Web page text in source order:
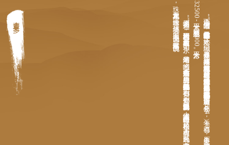
山西沁水“
”
，
位于沁水县东南部的郑村镇湘峪村，
处于沁水、
阳城、
泽州三县交界点，
东与泽州县接壤，
南与阳城皇城相府相邻，
西与赵树理故居邻近，
有着发展旅游产业的良好区域优势，
是明代后期户部尚书孙居相、
都察院右副都御史孙鼎相兄弟的故里。
古堡建于明万历4
2
年（公元1
6
1
4
年），
已有4
0
0
多年历史，
古城堡占地面积
32
5
0
0
平方米，
景区总面积1
0
0
0
0
0
余平方米。
湘峪原名“
相谷”
，
因为村周山环水绕，
故而在村名中加入了"
山"
和"
水"
，
是谓湘峪。
湘峪，
位于山西省沁水县东南6
5
公里的虎山脚下，
孙氏兄弟先后担任都察院左都御史、
右都御史、
佥都御史，
是少数同朝为官的现象。
“
湘峪古堡”
周边山峦叠嶂，
苍松翠柏，
西有虎山，
北面卧凤，
南山藏龙。
其山二龙戏
珠，其水五龙相汇。
青山绿水，
环境优美。
民间有“
十山九回头，
辈辈出诸侯”
的传说。